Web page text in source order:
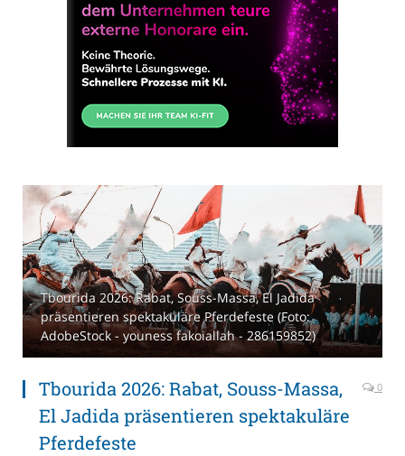
Tbourida 2026: Rabat, Souss-Massa, El Jadida
präsentieren spektakuläre Pferdefeste (Foto:
AdobeStock - youness fakoiallah - 286159852)
Tbourida 2026: Rabat, Souss-Massa,
El Jadida präsentieren spektakuläre
Pferdefeste
0